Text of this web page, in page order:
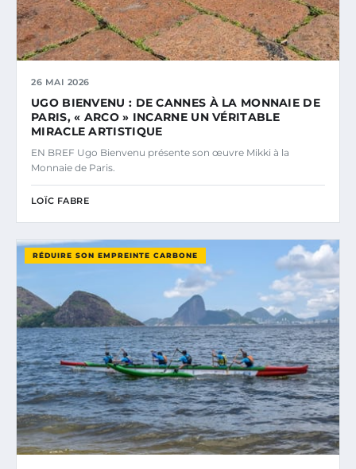
26 MAI 2026
UGO BIENVENU : DE CANNES À LA MONNAIE DE
PARIS, « ARCO » INCARNE UN VÉRITABLE
MIRACLE ARTISTIQUE
EN BREF Ugo Bienvenu présente son œuvre Mikki à la
Monnaie de Paris.
LOÏC FABRE
RÉDUIRE SON EMPREINTE CARBONE